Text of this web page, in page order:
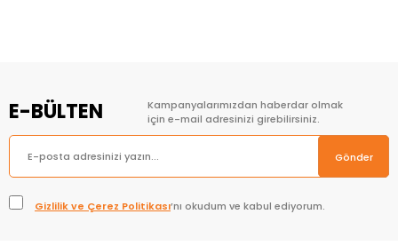
E-BÜLTEN
Kampanyalarımızdan haberdar olmak
için e-mail adresinizi girebilirsiniz.
Gönder
Gizlilik ve Çerez Politikası’nı okudum ve kabul ediyorum.